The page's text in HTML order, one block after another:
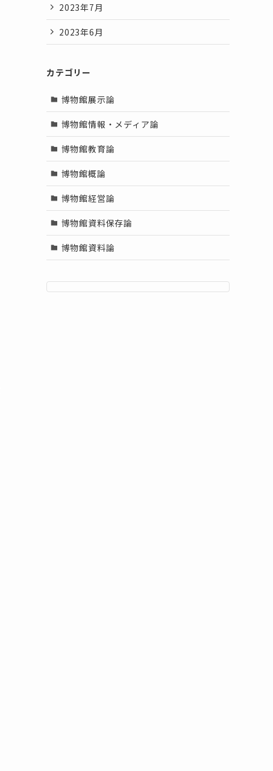
2023年7月
2023年6月
カテゴリー
博物館展示論
博物館情報・メディア論
博物館教育論
博物館概論
博物館経営論
博物館資料保存論
博物館資料論